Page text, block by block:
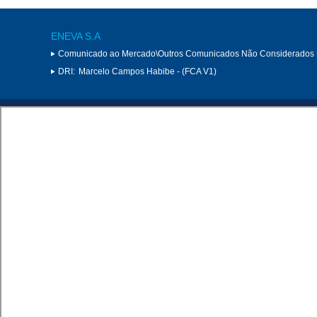
ENEVA S.A
Comunicado ao Mercado\Outros Comunicados Não Considerados
DRI: Marcelo Campos Habibe - (FCA V1)